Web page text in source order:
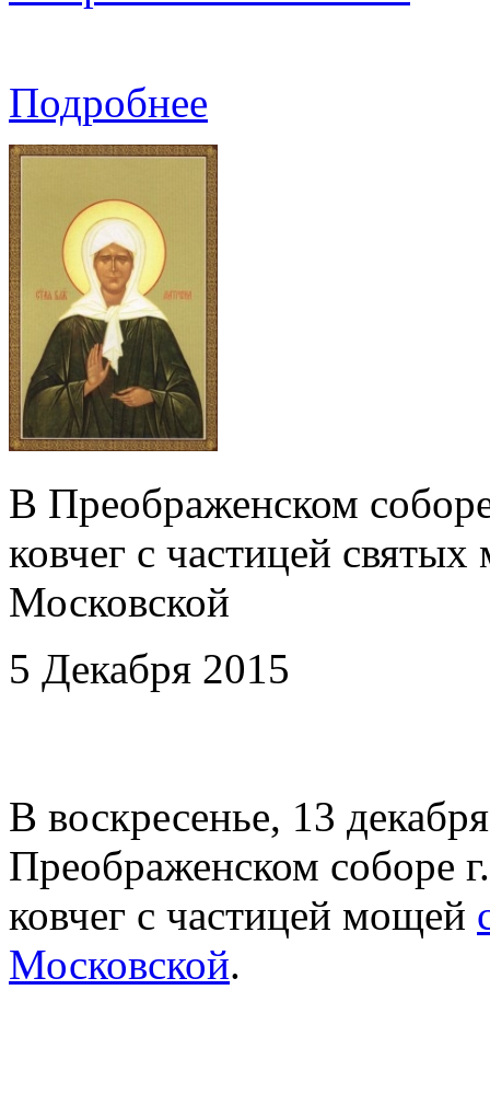
Подробнее
В Преображенском
ковчег с частицей
Московской
5 Декабря 2015
В воскресенье, 13
Преображенском соборе
ковчег с частицей мощей
Московской.